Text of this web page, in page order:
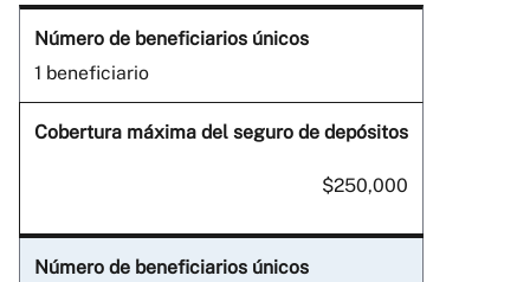
1 beneficiario
$250,000